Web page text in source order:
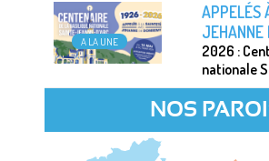
A LA UNE
APPELÉS
JEHANNE
2026 :
nationale
NOS